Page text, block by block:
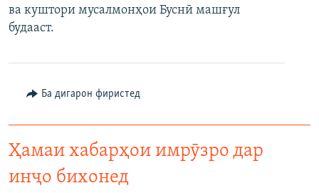
ПАЙГИРӢ КУНЕД
Ҳамаи сомонаҳои RFE/RL
ва куштори мусалмонҳои Буснӣ машғул
будааст.
Ба дигарон фиристед
Ҳамаи хабарҳои имрӯзро дар
инҷо бихонед